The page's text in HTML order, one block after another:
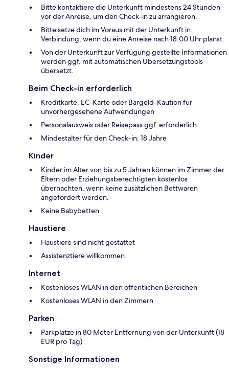
Bitte kontaktiere die Unterkunft mindestens 24 Stunden
vor der Anreise, um den Check-in zu arrangieren.
Bitte setze dich im Voraus mit der Unterkunft in
Verbindung, wenn du eine Anreise nach 18:00 Uhr planst.
Von der Unterkunft zur Verfügung gestellte Informationen
werden ggf. mit automatischen Übersetzungstools
übersetzt.
Beim Check-in erforderlich
Kreditkarte, EC-Karte oder Bargeld-Kaution für
unvorhergesehene Aufwendungen
Personalausweis oder Reisepass ggf. erforderlich
Mindestalter für den Check-in: 18 Jahre
Kinder
Kinder im Alter von bis zu 5 Jahren können im Zimmer der
Eltern oder Erziehungsberechtigten kostenlos
übernachten, wenn keine zusätzlichen Bettwaren
angefordert werden.
Keine Babybetten
Haustiere
Haustiere sind nicht gestattet
Assistenztiere willkommen
Internet
Kostenloses WLAN in den öffentlichen Bereichen
Kostenloses WLAN in den Zimmern
Parken
Parkplätze in 80 Meter Entfernung von der Unterkunft (18
EUR pro Tag)
Sonstige Informationen